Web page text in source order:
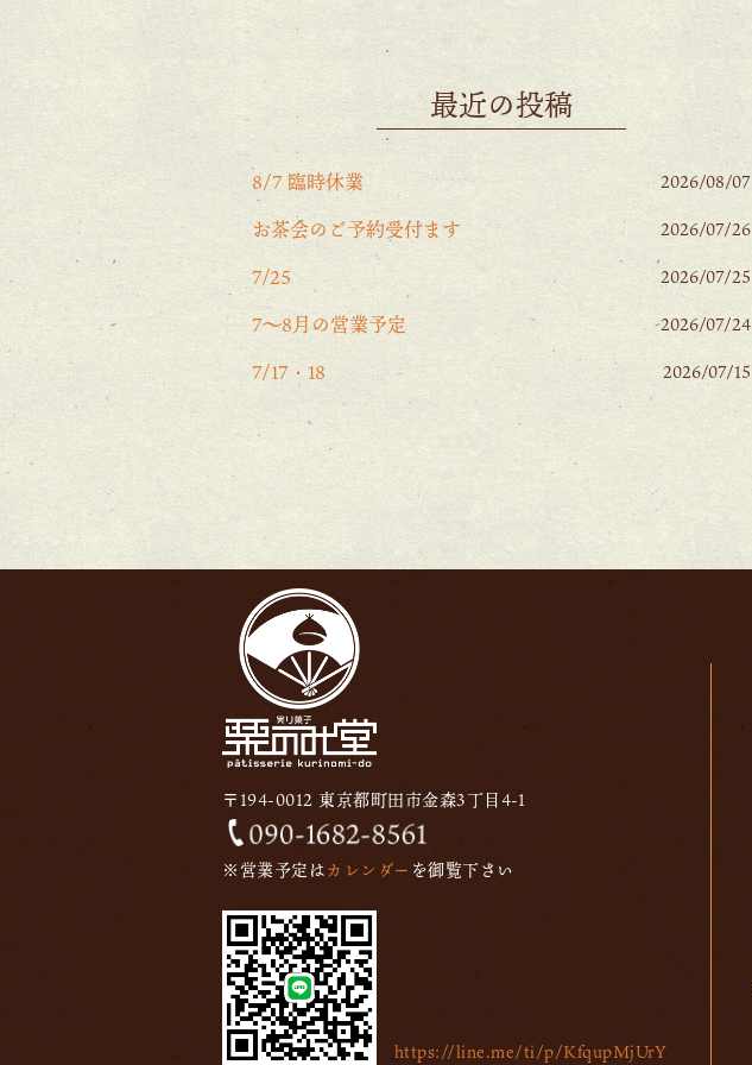
最近の投稿
8/7 臨時休業 2026/08/07
お茶会のご予約受付ます 2026/07/26
7/25 2026/07/25
7〜8月の営業予定 2026/07/24
7/17・18 2026/07/15
〒194-0012 東京都町田市金森3丁目4-1
※営業予定はカレンダー を御覧下さい
https://line.me/ti/p/KfqupMjUrY